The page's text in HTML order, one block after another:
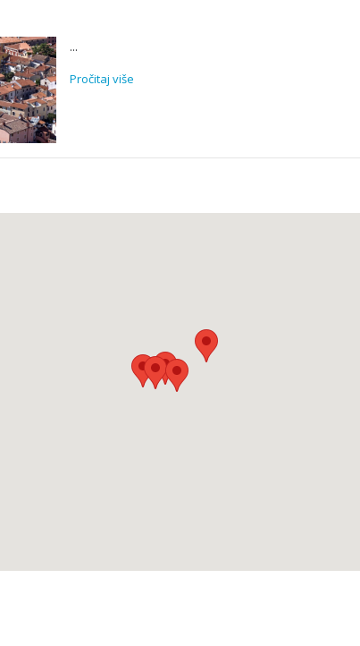
...
Pročitaj više